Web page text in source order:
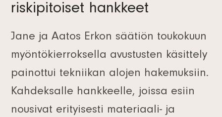
riskipitoiset hankkeet
Jane ja Aatos Erkon säätiön toukokuun
myöntökierroksella avustusten käsittely
painottui tekniikan alojen hakemuksiin.
Kahdeksalle hankkeelle, joissa esiin
nousivat erityisesti materiaali- ja